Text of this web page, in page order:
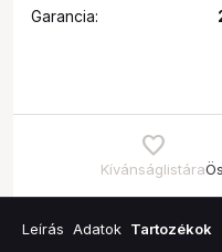
Garancia:
Kívánságlistára
Leírás Adatok Tartozékok